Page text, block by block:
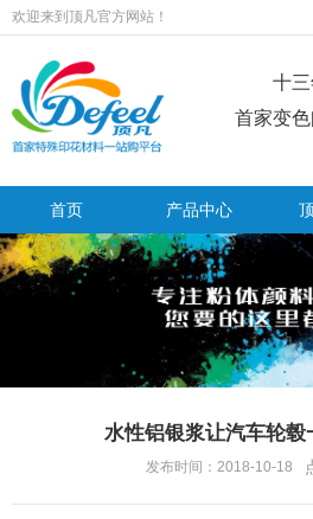
欢迎来到顶凡官方网站！
十
首家变
首页 产品中心
水性铝银浆让汽车轮毂
发布时间：2018-10-18